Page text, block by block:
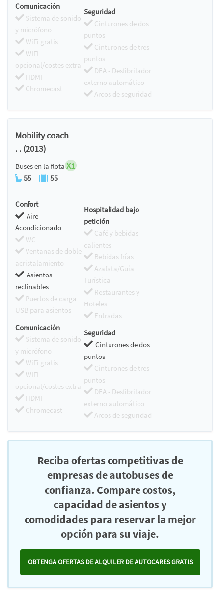
Comunicación
Sistema de sonido
y micrófono
WiFi gratis
WIFI
opcional/costes extra
HDMI
Chromecast
Seguridad
Cinturones de dos
puntos
Cinturones de tres
puntos
DEA - Desfibrilador
externo automático
Arcos de seguridad
Mobility coach
. . (2013)
Buses en la flota X1
55 55
Confort
Aire
Acondicionado
WC
Ventanas de doble
acristalamiento
Asientos
reclinables
Puertos de carga
USB para asientos
Hospitalidad bajo
petición
Café y bebidas
calientes
Bebidas frías
Azafata/Guía
Turística
Restaurantes y
Hoteles
Entradas
Comunicación
Sistema de sonido
y micrófono
WiFi gratis
WIFI
opcional/costes extra
HDMI
Chromecast
Seguridad
Cinturones de dos
puntos
Cinturones de tres
puntos
DEA - Desfibrilador
externo automático
Arcos de seguridad
Reciba ofertas competitivas de
empresas de autobuses de
confianza. Compare costos,
capacidad de asientos y
comodidades para reservar la mejor
opción para su viaje.
OBTENGA OFERTAS DE ALQUILER DE AUTOCARES GRATIS